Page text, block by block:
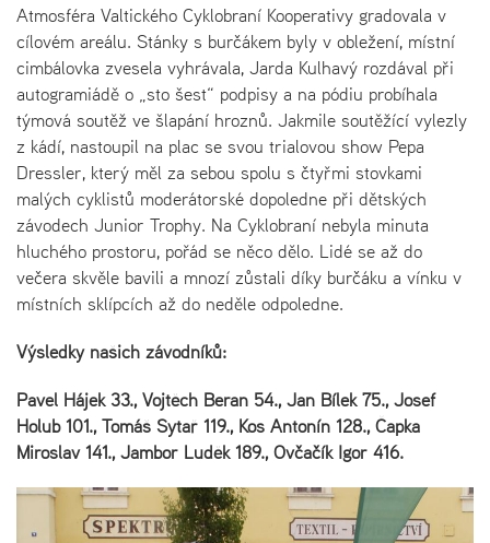
Atmosféra Valtického Cyklobraní Kooperativy gradovala v
cílovém areálu. Stánky s burčákem byly v obležení, místní
cimbálovka zvesela vyhrávala, Jarda Kulhavý rozdával při
autogramiádě o „sto šest“ podpisy a na pódiu probíhala
týmová soutěž ve šlapání hroznů. Jakmile soutěžící vylezly
z kádí, nastoupil na plac se svou trialovou show Pepa
Dressler, který měl za sebou spolu s čtyřmi stovkami
malých cyklistů moderátorské dopoledne při dětských
závodech Junior Trophy. Na Cyklobraní nebyla minuta
hluchého prostoru, pořád se něco dělo. Lidé se až do
večera skvěle bavili a mnozí zůstali díky burčáku a vínku v
místních sklípcích až do neděle odpoledne.
Výsledky našich závodníků:
Pavel Hájek 33., Vojtěch Beran 54., Jan Bílek 75., Josef
Holub 101., Tomáš Sytař 119., Kos Antonín 128., Čapka
Miroslav 141., Jambor Luděk 189., Ovčačík Igor 416.